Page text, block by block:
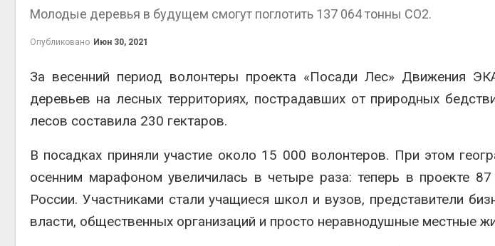
Молодые деревья в будущем смогут поглотить 137 064 тонны СО2.
Опубликовано Июн 30, 2021
За весенний период волонтеры проекта «Посади Лес» Движения
деревьев на лесных территориях, пострадавших от природных
лесов составила 230 гектаров.
В посадках приняли участие около 15 000 волонтеров. При этом
осенним марафоном увеличилась в четыре раза: теперь в проекте
России. Участниками стали учащиеся школ и вузов, представители
власти, общественных организаций и просто неравнодушные местные
вырабатывать энергию и
Дождевая вода с крыш
переживать жару
потребовало ускорить
строительство мусорных
объектов и уборку
контейнерных площадок